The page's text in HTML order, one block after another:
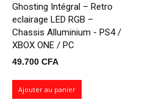
Ghosting Intégral – Retro
eclairage LED RGB –
Chassis Alluminium - PS4 /
XBOX ONE / PC
49.700 CFA
Ajouter au panier